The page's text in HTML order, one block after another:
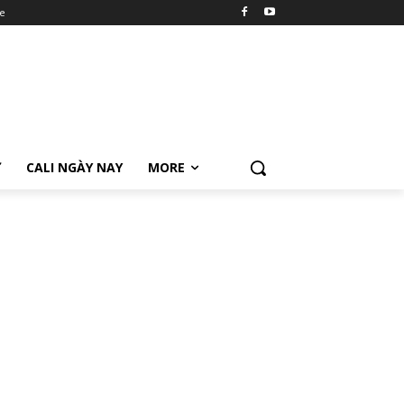
CALI NGÀY NAY MORE